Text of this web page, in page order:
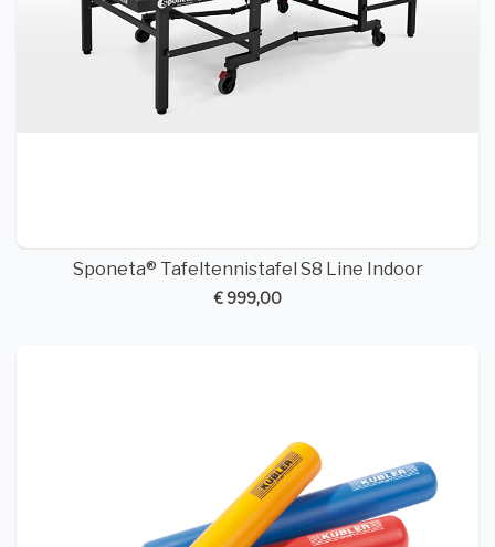
Sponeta® Tafeltennistafel S8 Line Indoor
€ 999,00